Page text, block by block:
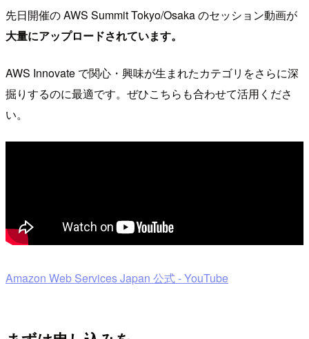
先日開催の AWS Summit Tokyo/Osaka のセッション動画が
大量にアップロードされています。
AWS Innovate で関心・興味が生まれたカテゴリをさらに深
掘りするのに最適です。ぜひこちらも合わせて活用くださ
い。
Amazon Web Services Japan 公式 - YouTube